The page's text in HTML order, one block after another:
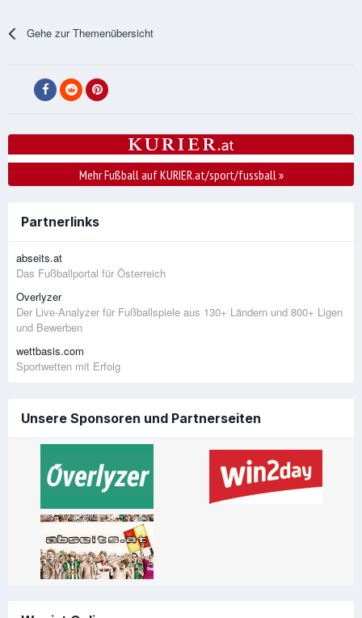
Gehe zur Themenübersicht
Mehr Fußball auf KURIER.at/sport/fussball»
Partnerlinks
abseits.at
Das Fußballportal für Österreich
Overlyzer
Der Live-Analyzer für Fußballspiele aus 130+ Ländern und 800+ Ligen
und Bewerben
wettbasis.com
Sportwetten mit Erfolg
Unsere Sponsoren und Partnerseiten